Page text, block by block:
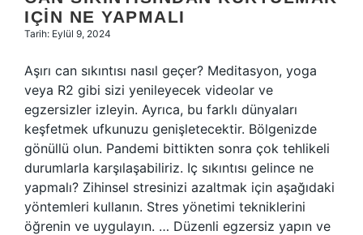
IÇIN NE YAPMALI
Tarih: Eylül 9, 2024
Aşırı can sıkıntısı nasıl geçer? Meditasyon, yoga
veya R2 gibi sizi yenileyecek videolar ve
egzersizler izleyin. Ayrıca, bu farklı dünyaları
keşfetmek ufkunuzu genişletecektir. Bölgenizde
gönüllü olun. Pandemi bittikten sonra çok tehlikeli
durumlarla karşılaşabiliriz. Iç sıkıntısı gelince ne
yapmalı? Zihinsel stresinizi azaltmak için aşağıdaki
yöntemleri kullanın. Stres yönetimi tekniklerini
öğrenin ve uygulayın. … Düzenli egzersiz yapın ve